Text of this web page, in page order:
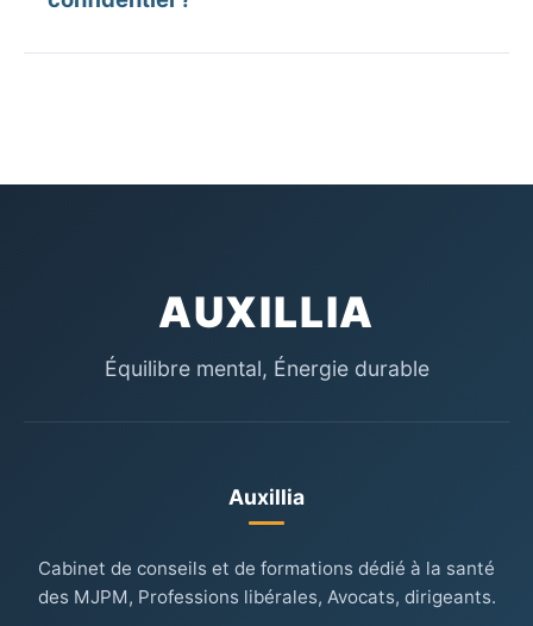
AUXILLIA
Équilibre mental, Énergie durable
Auxillia
Cabinet de conseils et de formations dédié à la santé
des MJPM, Professions libérales, Avocats, dirigeants.